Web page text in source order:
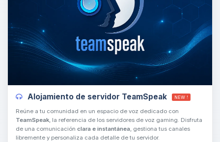
Alojamiento de servidor TeamSpeak NEW !
Reúne a tu comunidad en un espacio de voz dedicado con
TeamSpeak, la referencia de los servidores de voz gaming. Disfruta
de una comunicación clara e instantánea, gestiona tus canales
libremente y personaliza cada detalle de tu servidor.
Yupi, por fin alguien con quien
hablar! Soy Choupy, tu pequeno
que necesitas y moveré mis
pequenos circuitos para ayudarte.